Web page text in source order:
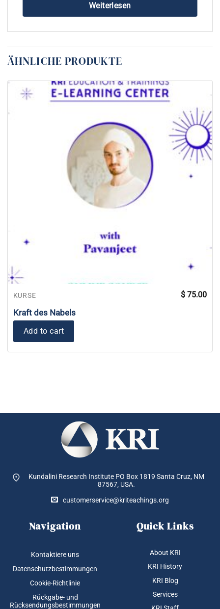
Weiterlesen
ÄHNLICHE PRODUKTE
KURSE
Kraft des Nabels
$ 75.00
Add to cart
Kundalini Research Institute PO Box 1819 Santa Cruz, NM
87567, USA.
customerservice@kriteachings.org
Navigation
Kontaktiere uns
Datenschutzbestimmungen
Cookie-Richtlinie
Rückgabe- und
Rücksendungsbestimmungen
Quick Links
About KRI
KRI History
KRI Blog
Services